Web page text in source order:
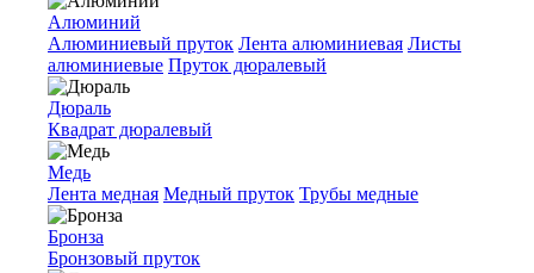
Алюминий
Алюминиевый пруток Лента алюминиевая Листы
алюминиевые Пруток дюралевый
Дюраль
Квадрат дюралевый
Медь
Лента медная Медный пруток Трубы медные
Бронза
Бронзовый пруток